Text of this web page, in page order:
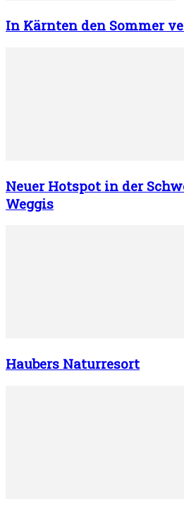
In Kärnten den Sommer
Neuer Hotspot in der
Weggis
Haubers Naturresort